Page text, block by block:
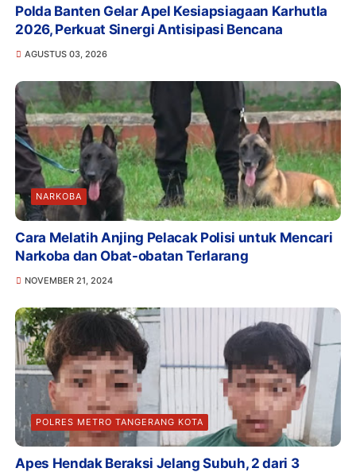
Polda Banten Gelar Apel Kesiapsiagaan Karhutla
2026, Perkuat Sinergi Antisipasi Bencana
AGUSTUS 03, 2026
NARKOBA
Cara Melatih Anjing Pelacak Polisi untuk Mencari
Narkoba dan Obat-obatan Terlarang
NOVEMBER 21, 2024
POLRES METRO TANGERANG KOTA
Apes Hendak Beraksi Jelang Subuh, 2 dari 3